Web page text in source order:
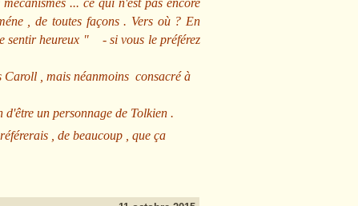
... ce qui n'est pas encore
, de toutes façons . Vers où ? En
sentir heureux " - si vous le préférez
Caroll , mais néanmoins consacré à
un personnage de Tolkien .
, de beaucoup , que ça